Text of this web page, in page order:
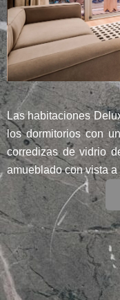
Las habitaciones
los dormitorios con
corredizas de vidrio
amueblado con vista